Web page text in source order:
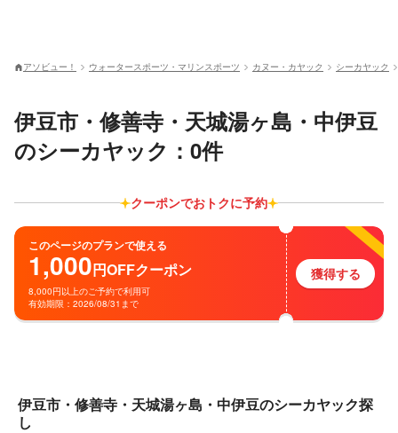
アソビュー！ ウォータースポーツ・マリンスポーツ カヌー・カヤック シーカヤック
伊豆市・修善寺・天城湯ヶ島・中伊豆
のシーカヤック：0件
クーポンでおトクに予約
このページのプランで使える
1,000円OFFクーポン
8,000円以上のご予約で利用可
有効期限：2026/08/31まで
獲得する
伊豆市・修善寺・天城湯ヶ島・中伊豆のシーカヤック探
し